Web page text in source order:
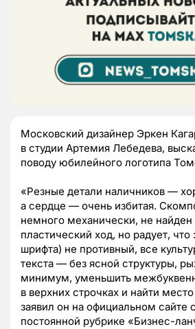
Московский дизайнер Эркен
в студии Артемия Лебедева,
поводу юбилейного логотипа
«Резные детали наличников —
а сердце — очень избитая.
немного механически, не
пластический ход, но радует, что
шрифта) не противный, все
текста — без ясной структуры,
минимум, уменьшить
в верхних строчках и найти
заявил он на официальном сайте
постоянной рубрике «Бизнес-